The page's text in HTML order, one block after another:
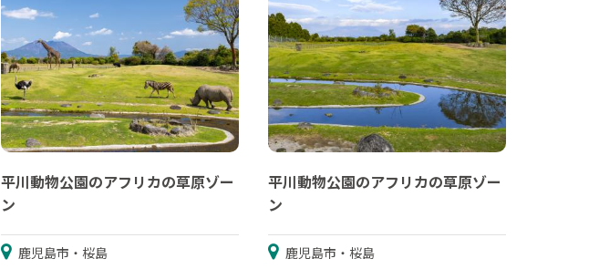
平川動物公園のアフリカの草原ゾー
ン
鹿児島市・桜島
平川動物公園のアフリカの草原ゾー
ン
鹿児島市・桜島